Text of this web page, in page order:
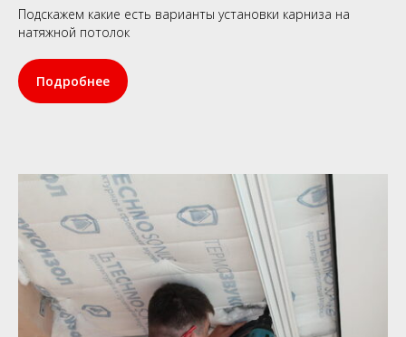
Подскажем какие есть варианты установки карниза на
натяжной потолок
Подробнее